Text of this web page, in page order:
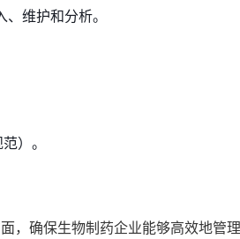
维护和分析。
）。
，确保生物制药企业能够高效地管